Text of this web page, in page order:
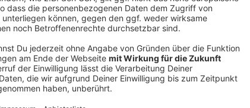
Anzeige
Zubereitung Fleisch:
Für das Fleisch Schalotten schälen und fein würfeln. 2
Schalottenwürfel darin bei mittlerer Hitze
Schalottenwürfel, Senf, Eigelb, Panko und Kräuter